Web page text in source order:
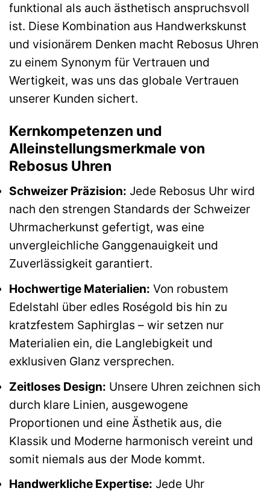
funktional als auch ästhetisch anspruchsvoll
ist. Diese Kombination aus Handwerkskunst
und visionärem Denken macht Rebosus Uhren
zu einem Synonym für Vertrauen und
Wertigkeit, was uns das globale Vertrauen
unserer Kunden sichert.
Kernkompetenzen und
Alleinstellungsmerkmale von
Rebosus Uhren
Schweizer Präzision: Jede Rebosus Uhr wird
nach den strengen Standards der Schweizer
Uhrmacherkunst gefertigt, was eine
unvergleichliche Ganggenauigkeit und
Zuverlässigkeit garantiert.
Hochwertige Materialien: Von robustem
Edelstahl über edles Roségold bis hin zu
kratzfestem Saphirglas – wir setzen nur
Materialien ein, die Langlebigkeit und
exklusiven Glanz versprechen.
Zeitloses Design: Unsere Uhren zeichnen sich
durch klare Linien, ausgewogene
Proportionen und eine Ästhetik aus, die
Klassik und Moderne harmonisch vereint und
somit niemals aus der Mode kommt.
Handwerkliche Expertise: Jede Uhr